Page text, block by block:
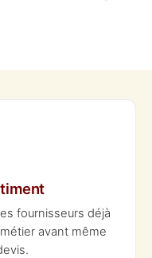
fournisseurs déjà
avant même